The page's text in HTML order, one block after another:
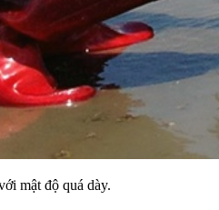
mật độ quá dày.